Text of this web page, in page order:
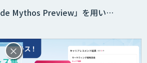
Mythos Preview」を用い…
×